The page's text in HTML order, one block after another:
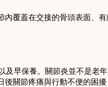
覆蓋在交接的骨頭表面、
早保養。關節炎並不是老
關節疼痛與行動不便的困